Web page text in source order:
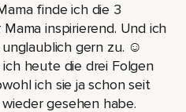
hinausgeht,
wir selbst.
finde ich die 3
inspirierend. Und ich
gern zu. ☺️
ich heute die drei Folgen
ich sie ja schon seit
gesehen habe.